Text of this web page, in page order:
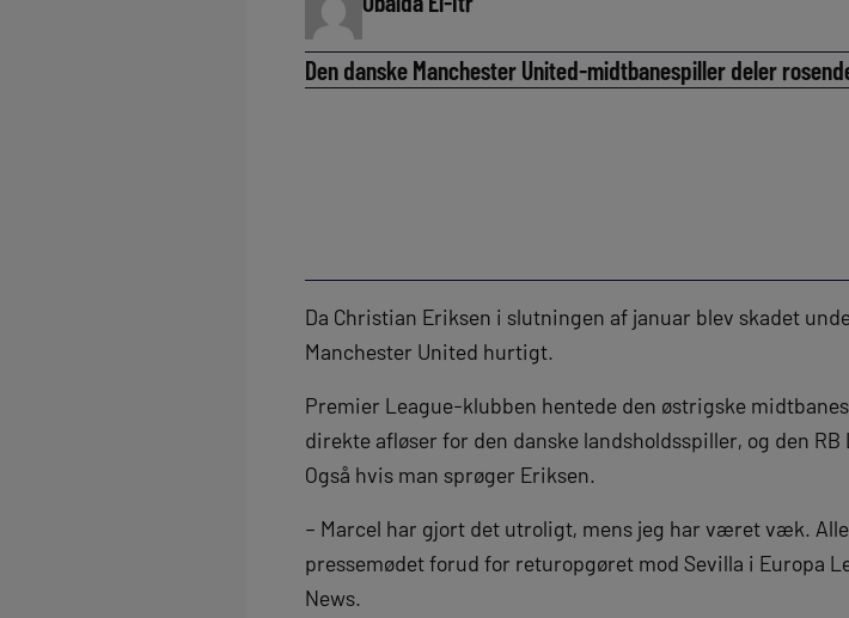
Den danske Manchester United-midtbanespiller deler
Da Christian Eriksen i slutningen af januar blev skadet
Manchester United hurtigt.
Premier League-klubben hentede den østrigske
direkte afløser for den danske landsholdsspiller, og den
Også hvis man sprøger Eriksen.
– Marcel har gjort det utroligt, mens jeg har været væk.
pressemødet forud for returopgøret mod Sevilla i Europa
News.